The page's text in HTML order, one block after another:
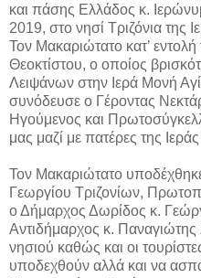
και πάσης Ελλάδος κ.
2019, στο νησί Τριζόνια
Τον Μακαριώτατο κατ’
Θεοκτίστου, ο οποίος
Λειψάνων στην Ιερά Μονή
συνόδευσε ο Γέροντας
Ηγούμενος και
μας μαζί με πατέρες της
Τον Μακαριώτατο
Γεωργίου Τριζονίων,
ο Δήμαρχος Δωρίδος κ.
Αντιδήμαρχος κ. Παναγιώτης
νησιού καθώς και οι
υποδεχθούν αλλά και να